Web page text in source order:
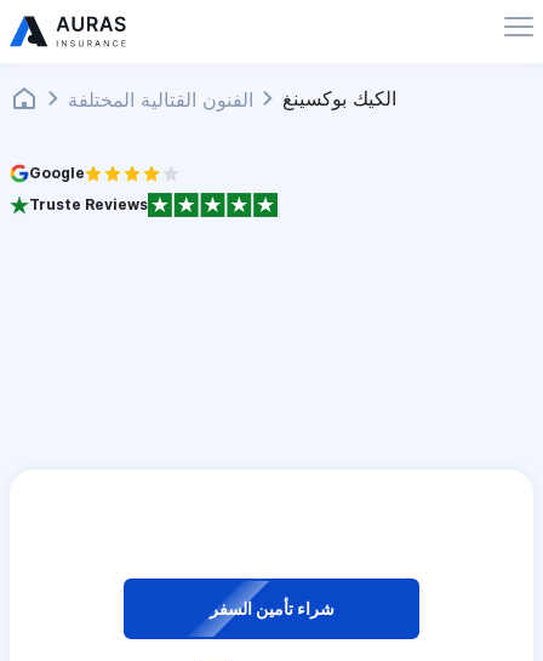
الفنون القتالية المختلفة الكيك بوكسينغ
Google
Truste Reviews
شراء تأمين السفر